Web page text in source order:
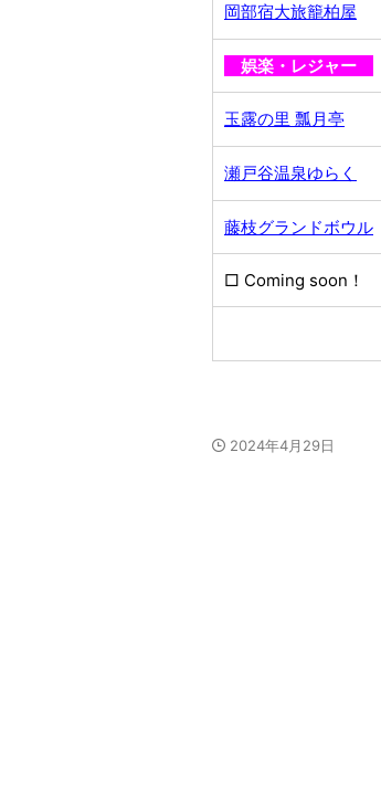
岡部宿大旅籠柏屋
娯楽・レジャー
玉露の里 瓢月亭
瀬戸谷温泉ゆらく
藤枝グランドボウル
□ Coming soon！
2024年4月29日